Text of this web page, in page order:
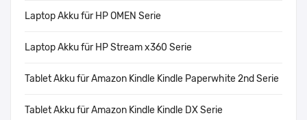
Laptop Akku für HP OMEN Serie
Laptop Akku für HP Stream x360 Serie
Tablet Akku für Amazon Kindle Kindle Paperwhite 2nd Serie
Tablet Akku für Amazon Kindle Kindle DX Serie